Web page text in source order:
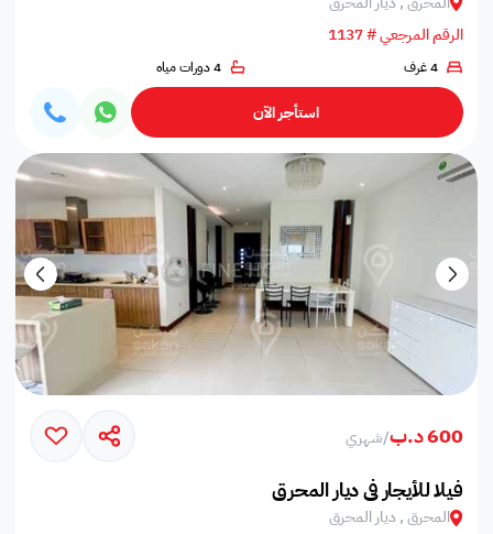
الرقم المرجعي # 1137
4 غرف 4 دورات مياه
استأجر الآن
600 د.ب /شهري
فيلا للأيجار في ديار المحرق
المحرق , ديار المحرق